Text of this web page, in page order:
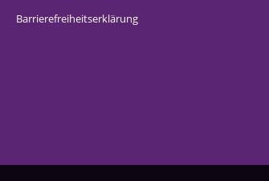
Barrierefreiheitserklärung